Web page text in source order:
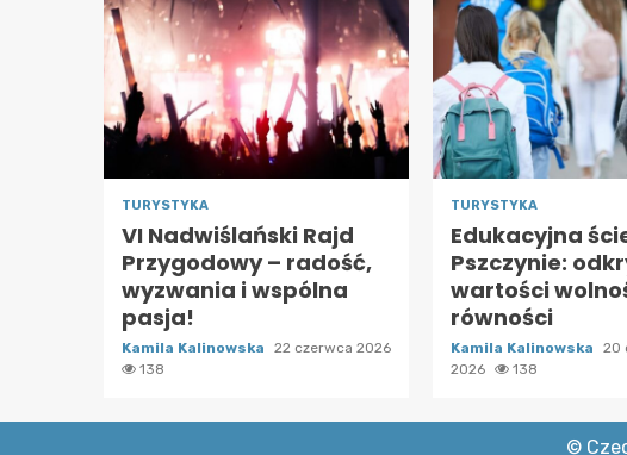
TURYSTYKA
VI Nadwiślański Rajd
Przygodowy – radość,
wyzwania i wspólna
pasja!
Kamila Kalinowska
22 czerwca 2026
138
TURYSTYKA
Edukacyjna
Pszczynie:
wartości
równości
Kamila Kalinowska
20
2026
138
©